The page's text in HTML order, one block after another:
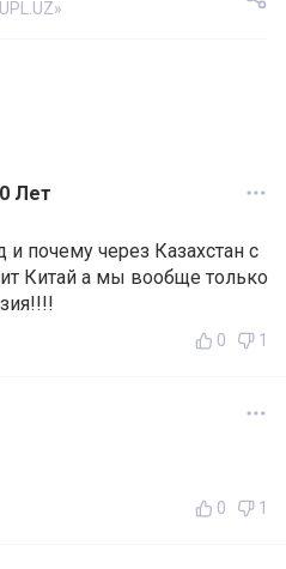
Лет
почему через Казахстан с
Китай а мы вообще только
0 1
0 1